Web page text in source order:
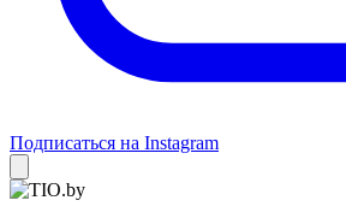
Подписаться на Instagram